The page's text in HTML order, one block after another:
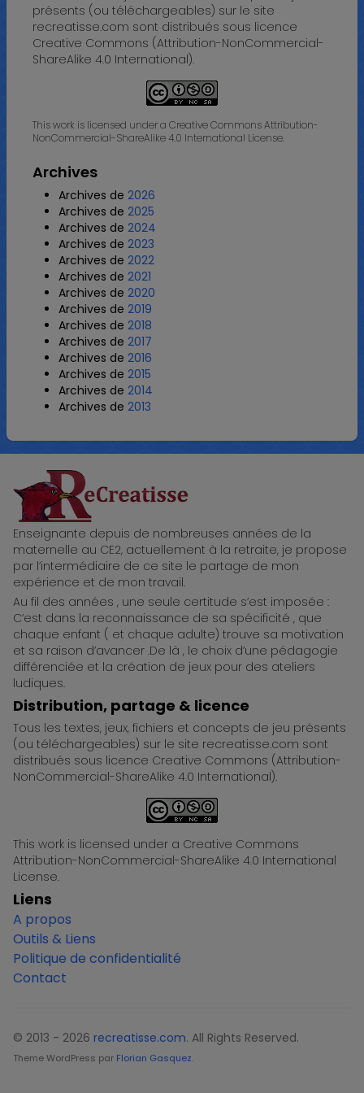
présents (ou téléchargeables) sur le site
recreatisse.com sont distribués sous licence
Creative Commons (Attribution-NonCommercial-
ShareAlike 4.0 International).
This work is licensed under a Creative Commons Attribution-
NonCommercial-ShareAlike 4.0 International License.
Archives
Archives de 2026
Archives de 2025
Archives de 2024
Archives de 2023
Archives de 2022
Archives de 2021
Archives de 2020
Archives de 2019
Archives de 2018
Archives de 2017
Archives de 2016
Archives de 2015
Archives de 2014
Archives de 2013
ReCreatisse
Enseignante depuis de nombreuses années de la
maternelle au CE2, actuellement à la retraite, je propose
par l’intermédiaire de ce site le partage de mon
expérience et de mon travail.
Au fil des années , une seule certitude s’est imposée :
C’est dans la reconnaissance de sa spécificité , que
chaque enfant ( et chaque adulte) trouve sa motivation
et sa raison d’avancer .De là , le choix d’une pédagogie
différenciée et la création de jeux pour des ateliers
ludiques.
Distribution, partage & licence
Tous les textes, jeux, fichiers et concepts de jeu présents
(ou téléchargeables) sur le site recreatisse.com sont
distribués sous licence Creative Commons (Attribution-
NonCommercial-ShareAlike 4.0 International).
This work is licensed under a Creative Commons
Attribution-NonCommercial-ShareAlike 4.0 International
License.
Liens
A propos
Outils & Liens
Politique de confidentialité
Contact
© 2013 - 2026 recreatisse.com. All Rights Reserved.
Theme WordPress par Florian Gasquez.